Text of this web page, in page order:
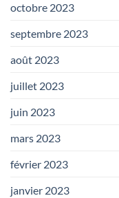
octobre 2023
septembre 2023
août 2023
juillet 2023
juin 2023
mars 2023
février 2023
janvier 2023